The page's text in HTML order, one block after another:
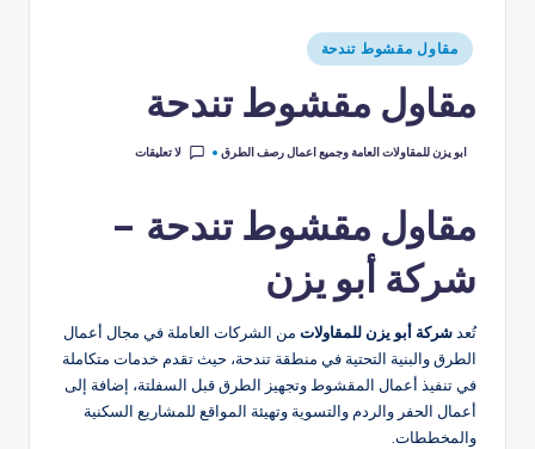
مقاول مقشوط تندحة
مقاول مقشوط تندحة
ابو يزن للمقاولات العامة وجميع اعمال رصف الطرق لا تعليقات
مقاول مقشوط تندحة –
شركة أبو يزن
تُعد شركة أبو يزن للمقاولات من الشركات العاملة في مجال أعمال
الطرق والبنية التحتية في منطقة تندحة، حيث تقدم خدمات متكاملة
في تنفيذ أعمال المقشوط وتجهيز الطرق قبل السفلتة، إضافة إلى
أعمال الحفر والردم والتسوية وتهيئة المواقع للمشاريع السكنية
والمخططات.